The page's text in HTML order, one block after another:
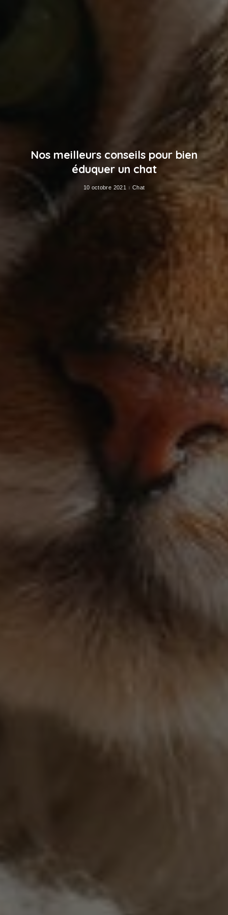
Nos meilleurs conseils pour bien
éduquer un chat
10 octobre 2021 Chat